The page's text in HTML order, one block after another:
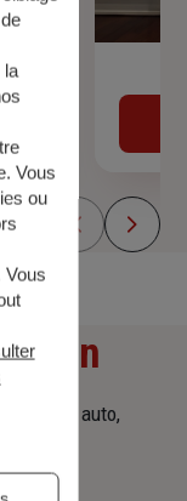
auto,
la
Vous
ou
Vous